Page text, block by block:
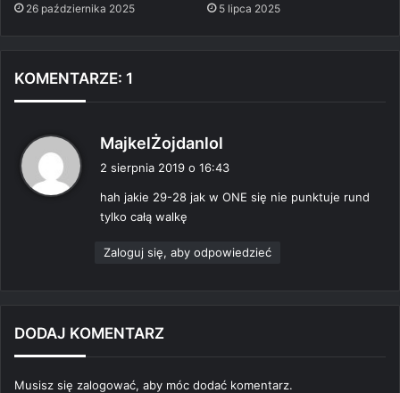
26 października 2025 5 lipca 2025
KOMENTARZE: 1
MajkelŻojdanlol
z
2 sierpnia 2019 o 16:43
hah jakie 29-28 jak w ONE się nie punktuje rund
tylko całą walkę
Zaloguj się, aby odpowiedzieć
DODAJ KOMENTARZ
Musisz się zalogować, aby móc dodać komentarz.